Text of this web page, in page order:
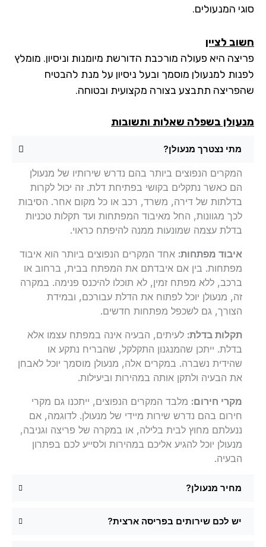
המנעולים.
לציין
היא פעולה מורכבת הדורשת מיומנות וניסיון. מומלץ
למנעולן מוסמך ובעל ניסיון על מנת להבטיח
תתבצע בצורה מקצועית ובטוחה.
בשפלה שאלות ותשובות
מתי נצטרך מנעולן?
המקרים הנפוצים ביותר בהם נדרש שירותיו של מנעולן
הם כאשר נתקלים בקושי בפתיחת דלת. זה יכול לקרות
בדלתות של דירה, משרד, רכב או כל מקום אחר. הסיבות
לכך מגוונות, החל מאיבוד המפתחות ועד תקלות טכניות
בדלת עצמה שמונעות ממנה להיפתח כראוי.
איבוד מפתחות:אחד המקרים הנפוצים ביותר הוא איבוד
מפתחות. בין אם איבדתם את המפתח בבית, ברחוב או
ברכב, ללא מפתח זמין, לא תוכלו להיכנס פנימה. במקרה
זה, מנעולן יוכל לפתוח את הדלת עבורכם, ובמידת
הצורך, גם לשכפל מפתחות חדשים.
תקלות בדלת:לעיתים, הבעיה אינה במפתח עצמו אלא
בדלת. ייתכן שהמנגנון התקלקל, שהבריח נתקע או
שהידית נשברה. במקרים אלה, מנעולן מוסמך יוכל לאבחן
את הבעיה ולתקן אותה במהירות וביעילות.
מקרי חירום:מלבד המקרים הנפוצים, ייתכנו גם מקרי
חירום בהם נדרש שירות מיידי של מנעולן. לדוגמה, אם
ננעלתם מחוץ לבית בלילה, או במקרה של פריצה וגניבה,
מנעולן יוכל להגיע אליכם במהירות ולסייע לכם בפתרון
הבעיה.
מחיר מנעולן?
יש לכם שירותים בפריסה ארצית?